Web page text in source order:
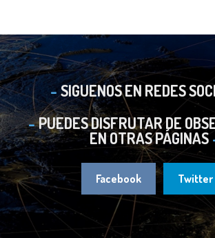
SIGUENOS EN REDES
PUEDES DISFRUTAR DE
EN OTRAS PÁGINAS
Facebook Twitter